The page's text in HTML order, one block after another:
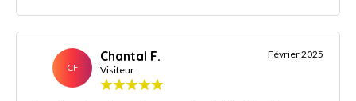
CF
Chantal F.
Visiteur
Février 2025